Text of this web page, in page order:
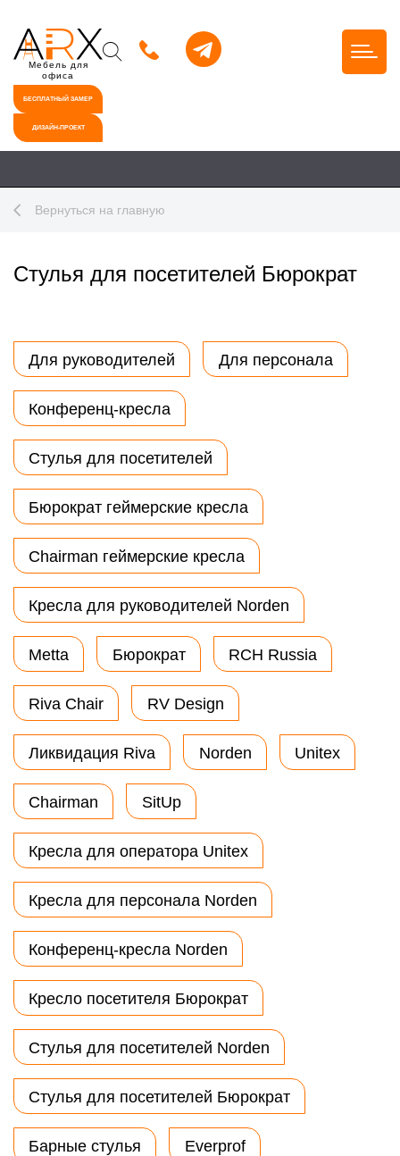
Мебель для
офиса
БЕСПЛАТНЫЙ ЗАМЕР
ДИЗАЙН-ПРОЕКТ
Вернуться на главную
Стулья для посетителей Бюрократ
Для руководителей Для персонала
Конференц-кресла
Стулья для посетителей
Бюрократ геймерские кресла
Chairman геймерские кресла
Кресла для руководителей Norden
Metta Бюрократ RCH Russia
Riva Chair RV Design
Ликвидация Riva Norden Unitex
Chairman SitUp
Кресла для оператора Unitex
Кресла для персонала Norden
Конференц-кресла Norden
Кресло посетителя Бюрократ
Стулья для посетителей Norden
Стулья для посетителей Бюрократ
Барные стулья Everprof